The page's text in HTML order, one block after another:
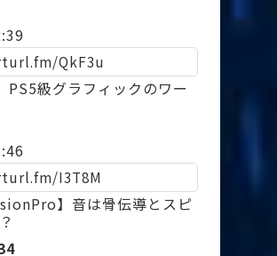
QkF3u
PS5級グラフィックのワー
I3T8M
】音は骨伝導とスピ